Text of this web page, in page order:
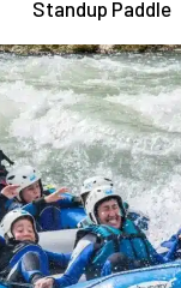
Standup Paddle